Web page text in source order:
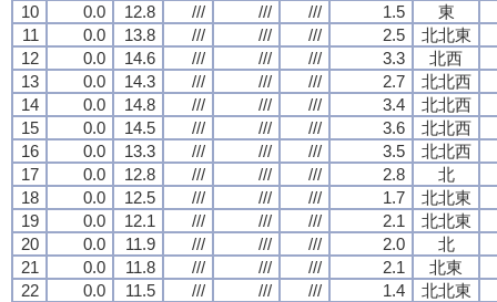
10
0.0 12.8 /// /// /// 1.5
東
11
0.0 13.8 /// /// /// 2.5
北北東
12
0.0 14.6 /// /// /// 3.3
北西
13
0.0 14.3 /// /// /// 2.7
北北西
14
0.0 14.8 /// /// /// 3.4
北北西
15
0.0 14.5 /// /// /// 3.6
北北西
16
0.0 13.3 /// /// /// 3.5
北北西
17
0.0 12.8 /// /// /// 2.8
北
18
0.0 12.5 /// /// /// 1.7
北北東
19
0.0 12.1 /// /// /// 2.1
北北東
20
0.0 11.9 /// /// /// 2.0
北
21
0.0 11.8 /// /// /// 2.1
北東
22
0.0 11.5 /// /// /// 1.4
北北東